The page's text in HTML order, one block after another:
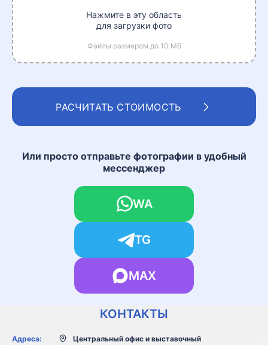
Нажмите в эту область
для загрузки фото
Файлы размером до 10 Мб
РАСЧИТАТЬ СТОИМОСТЬ
Или просто отправьте фотографии в удобный
мессенджер
WA
TG
MAX
Адреса:
Центральный офис и выставочный
КОНТАКТЫ